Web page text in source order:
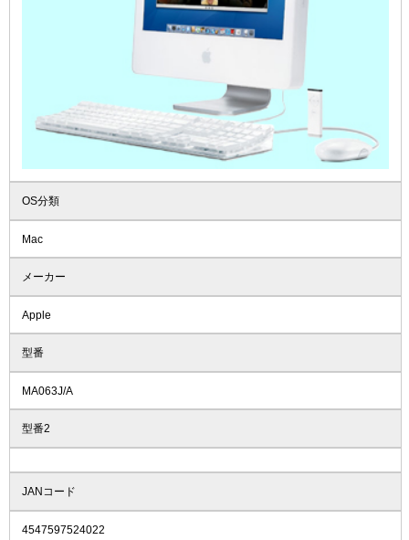
OS分類
Mac
メーカー
Apple
型番
MA063J/A
型番2
JANコード
4547597524022